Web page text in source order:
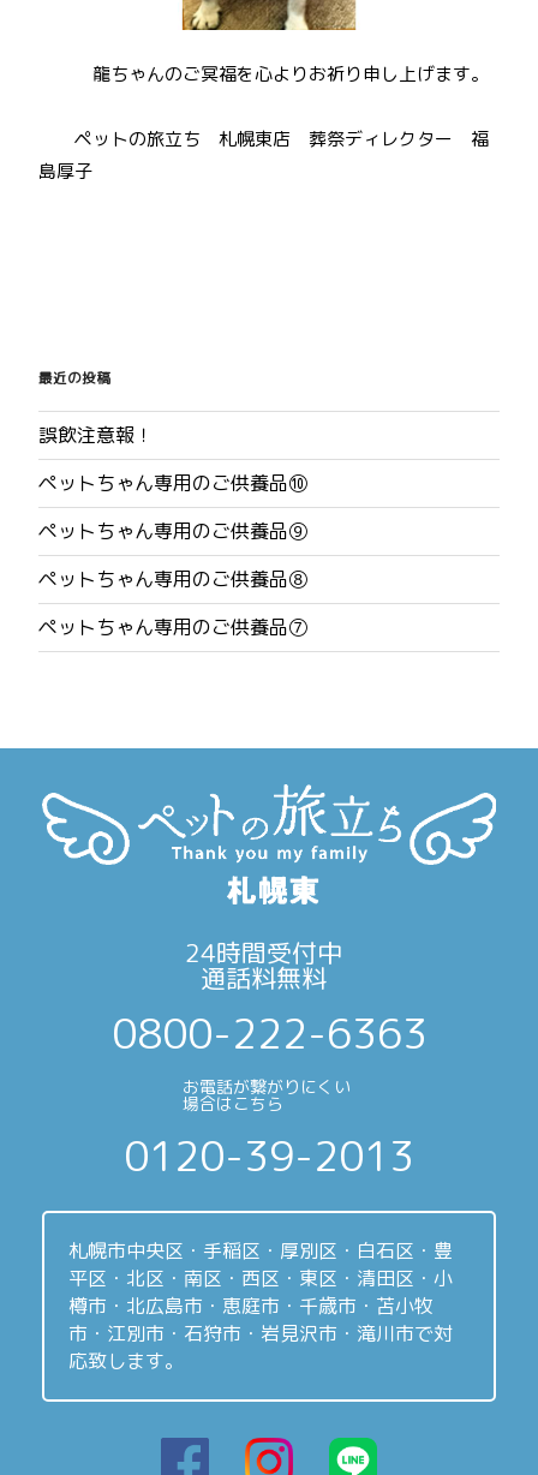
龍ちゃんのご冥福を心よりお祈り申し上げます。
ペットの旅立ち 札幌東店 葬祭ディレクター 福
島厚子
稿
ナ
ビ
ゲ
ー
シ
ョ
最近の投稿
誤飲注意報！
ペットちゃん専用のご供養品⑩
ペットちゃん専用のご供養品⑨
ペットちゃん専用のご供養品⑧
ペットちゃん専用のご供養品⑦
24時間受付中
通話料無料
0800-222-6363
お電話が繋がりにくい
場合はこちら
0120-39-2013
札幌市中央区・手稲区・厚別区・白石区・豊
平区・北区・南区・西区・東区・清田区・小
樽市・北広島市・恵庭市・千歳市・苫小牧
市・江別市・石狩市・岩見沢市・滝川市で対
応致します。